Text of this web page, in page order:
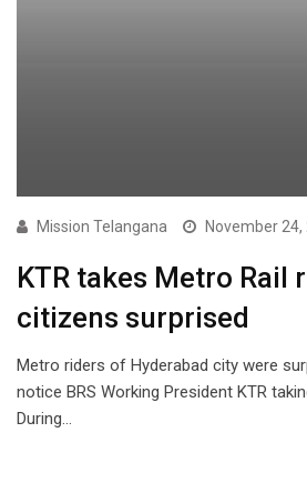
Mission Telangana November 24,
KTR takes Metro Rail
citizens surprised
Metro riders of Hyderabad city were
notice BRS Working President KTR
During…